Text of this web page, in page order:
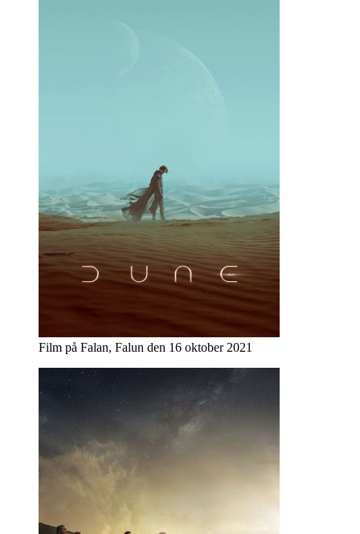
Film på Falan, Falun den 16 oktober 2021